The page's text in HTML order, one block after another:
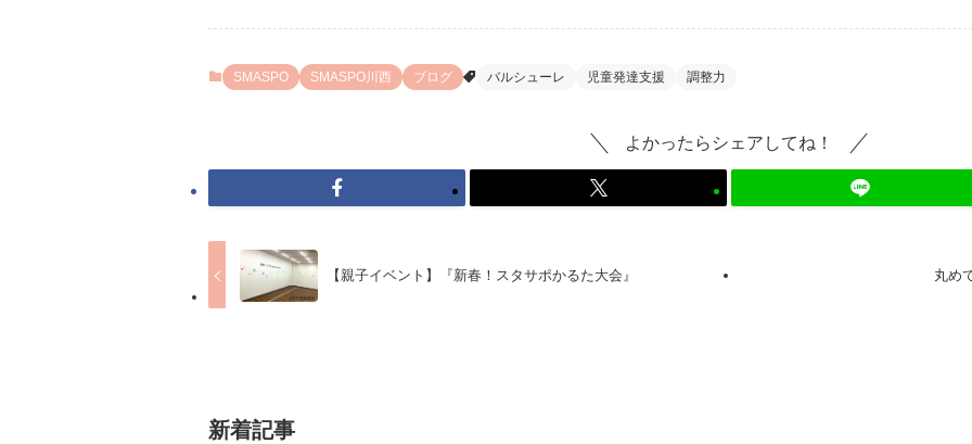
SMASPO SMASPO川西 ブログ バルシューレ 児童発達支援 調整力
よかったらシェアしてね！
【親子イベント】『新春！スタサポかるた大会』 丸め
新着記事